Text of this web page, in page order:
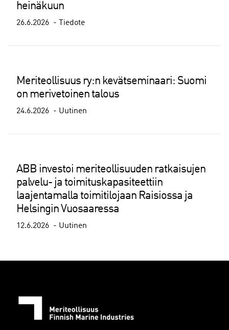
heinäkuun
26.6.2026 Tiedote
Meriteollisuus ry:n kevätseminaari: Suomi
on merivetoinen talous
24.6.2026 Uutinen
ABB investoi meriteollisuuden ratkaisujen
palvelu- ja toimituskapasiteettiin
laajentamalla toimitilojaan Raisiossa ja
Helsingin Vuosaaressa
12.6.2026 Uutinen